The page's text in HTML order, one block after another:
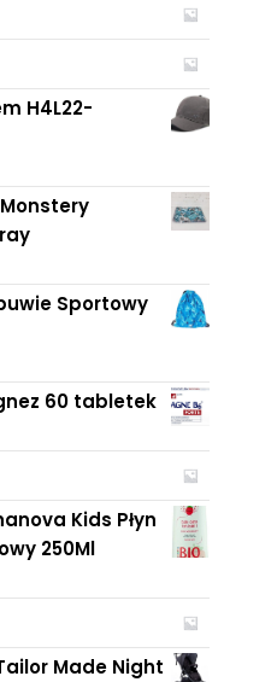
H4L22-
Sportowy
60 tabletek
Kids Płyn
250Ml
Made Night